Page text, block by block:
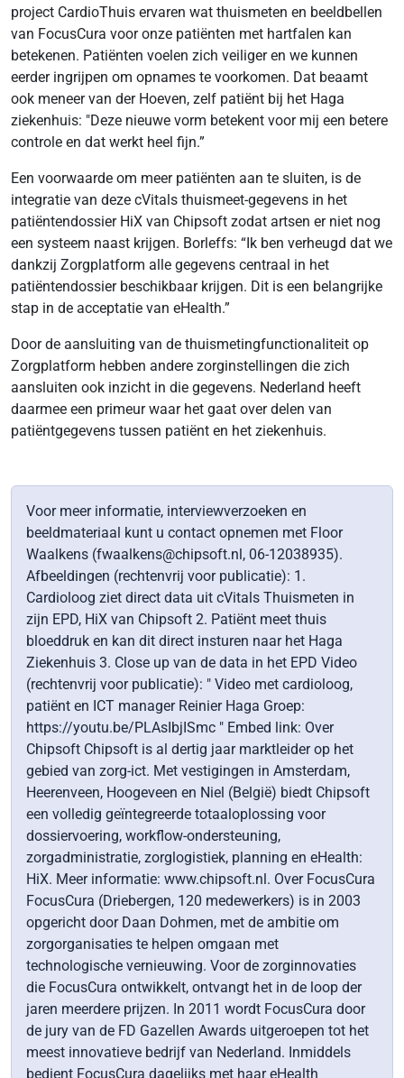
project CardioThuis ervaren wat thuismeten en beeldbellen
van FocusCura voor onze patiënten met hartfalen kan
betekenen. Patiënten voelen zich veiliger en we kunnen
eerder ingrijpen om opnames te voorkomen. Dat beaamt
ook meneer van der Hoeven, zelf patiënt bij het Haga
ziekenhuis: "Deze nieuwe vorm betekent voor mij een betere
controle en dat werkt heel fijn.”
Een voorwaarde om meer patiënten aan te sluiten, is de
integratie van deze cVitals thuismeet-gegevens in het
patiëntendossier HiX van Chipsoft zodat artsen er niet nog
een systeem naast krijgen. Borleffs: “Ik ben verheugd dat we
dankzij Zorgplatform alle gegevens centraal in het
patiëntendossier beschikbaar krijgen. Dit is een belangrijke
stap in de acceptatie van eHealth.”
Door de aansluiting van de thuismetingfunctionaliteit op
Zorgplatform hebben andere zorginstellingen die zich
aansluiten ook inzicht in die gegevens. Nederland heeft
daarmee een primeur waar het gaat over delen van
patiëntgegevens tussen patiënt en het ziekenhuis.
Voor meer informatie, interviewverzoeken en
beeldmateriaal kunt u contact opnemen met Floor
Waalkens (fwaalkens@chipsoft.nl, 06-12038935).
Afbeeldingen (rechtenvrij voor publicatie): 1.
Cardioloog ziet direct data uit cVitals Thuismeten in
zijn EPD, HiX van Chipsoft 2. Patiënt meet thuis
bloeddruk en kan dit direct insturen naar het Haga
Ziekenhuis 3. Close up van de data in het EPD Video
(rechtenvrij voor publicatie): " Video met cardioloog,
patiënt en ICT manager Reinier Haga Groep:
https://youtu.be/PLAsIbjISmc " Embed link: Over
Chipsoft Chipsoft is al dertig jaar marktleider op het
gebied van zorg-ict. Met vestigingen in Amsterdam,
Heerenveen, Hoogeveen en Niel (België) biedt Chipsoft
een volledig geïntegreerde totaaloplossing voor
dossiervoering, workflow-ondersteuning,
zorgadministratie, zorglogistiek, planning en eHealth:
HiX. Meer informatie: www.chipsoft.nl. Over FocusCura
FocusCura (Driebergen, 120 medewerkers) is in 2003
opgericht door Daan Dohmen, met de ambitie om
zorgorganisaties te helpen omgaan met
technologische vernieuwing. Voor de zorginnovaties
die FocusCura ontwikkelt, ontvangt het in de loop der
jaren meerdere prijzen. In 2011 wordt FocusCura door
de jury van de FD Gazellen Awards uitgeroepen tot het
meest innovatieve bedrijf van Nederland. Inmiddels
bedient FocusCura dagelijks met haar eHealth